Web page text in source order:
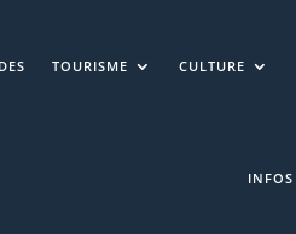
TOURISME CULTURE